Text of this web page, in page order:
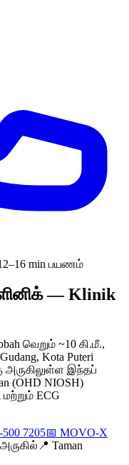
min பயணம்
— Klinik
வெறும் ~10 கி.மீ.,
Kota Puteri
அருகிலுள்ள இந்தப்
(OHD NIOSH)
ECG
7205📅 MOVO-X
📍 Taman